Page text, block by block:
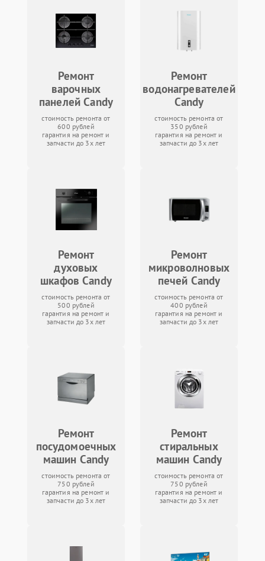
Ремонт
варочных
панелей Candy
стоимость ремонта от
600 рублей
гарантия на ремонт и
запчасти до 3х лет
Ремонт
водонагревателей
Candy
стоимость ремонта от
350 рублей
гарантия на ремонт и
запчасти до 3х лет
Ремонт
духовых
шкафов Candy
стоимость ремонта от
500 рублей
гарантия на ремонт и
запчасти до 3х лет
Ремонт
микроволновых
печей Candy
стоимость ремонта от
400 рублей
гарантия на ремонт и
запчасти до 3х лет
Ремонт
посудомоечных
машин Candy
стоимость ремонта от
750 рублей
гарантия на ремонт и
запчасти до 3х лет
Ремонт
стиральных
машин Candy
стоимость ремонта от
750 рублей
гарантия на ремонт и
запчасти до 3х лет